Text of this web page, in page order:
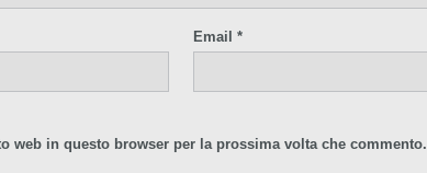
Email *
web in questo browser per la prossima volta che commento.